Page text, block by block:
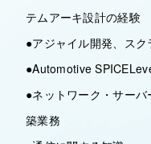
テムアーキ設計の経験
●アジャイル開発、ス
●Automotive
●ネットワーク・サー
築業務